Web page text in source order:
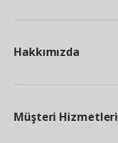
Hakkımızda
Müşteri Hizmetleri